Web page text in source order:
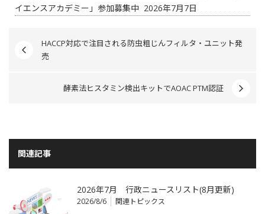
イエンスアカデミー」参加募集中 2026年7月7日
HACCP対応で注目される防虫粗じんフィルタ・ユニット発
売
酵素法ヒスタミン検出キットでAOAC PTM認証
関連記事
2026年7月 行政ニュースリスト(8月更新)
2026/8/6 関連トピックス